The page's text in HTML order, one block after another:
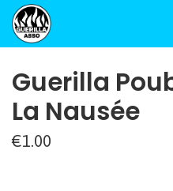
Guerilla
La Nausée
€1.00